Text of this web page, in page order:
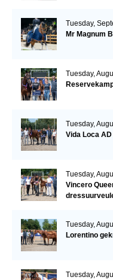
Tuesday,
Mr Magnum
Tuesday,
Tuesday,
Vida Loca
Tuesday,
Vincero
Tuesday,
Lorentino
Tuesday,